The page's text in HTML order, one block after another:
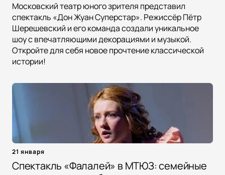
Московский театр юного зрителя представил
спектакль «Дон Жуан Суперстар». Режиссёр Пётр
Шерешевский и его команда создали уникальное
шоу с впечатляющими декорациями и музыкой.
Откройте для себя новое прочтение классической
истории!
21 января
Спектакль «Фалалей» в МТЮЗ: семейные